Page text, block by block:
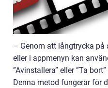
– Genom att långtrycka på
eller i appmenyn kan
”Avinstallera” eller ”Ta
Denna metod fungerar för